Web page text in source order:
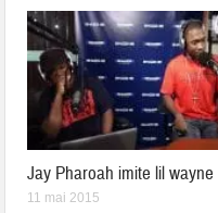
Jay Pharoah imite lil wayne
11 mai 2015